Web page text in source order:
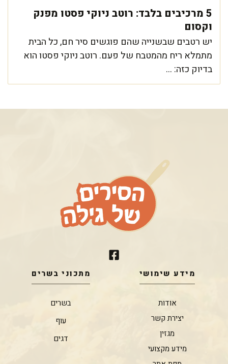
5 מרכיבים בלבד: רוטב ניוקי פסטו מפנק
וקסום
יש רטבים שבשנייה שהם פוגשים סיר חם, כל הבית
מתמלא ריח מהמטבח של פעם. רוטב ניוקי פסטו הוא
בדיוק כזה: ...
מידע שימושי
אודות
יצירת קשר
מגזין
מידע מקצועי
מתכוני בשרים
בשרים
עוף
דגים